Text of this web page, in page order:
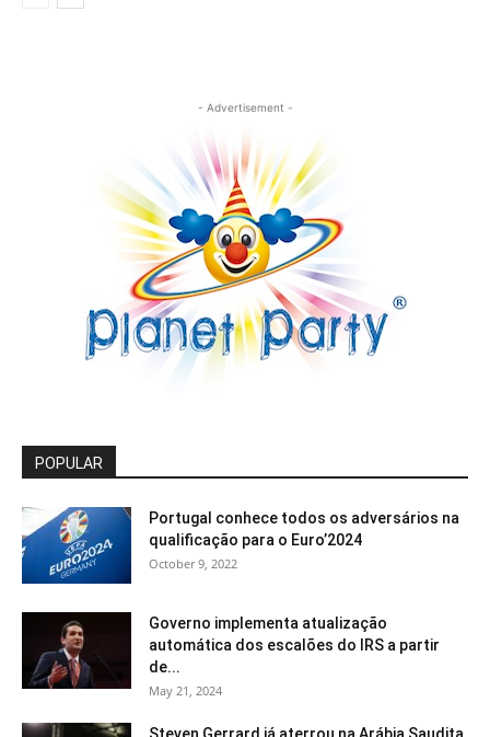
- Advertisement -
POPULAR
Portugal conhece todos os adversários na
qualificação para o Euro’2024
October 9, 2022
Governo implementa atualização
automática dos escalões do IRS a partir
de...
May 21, 2024